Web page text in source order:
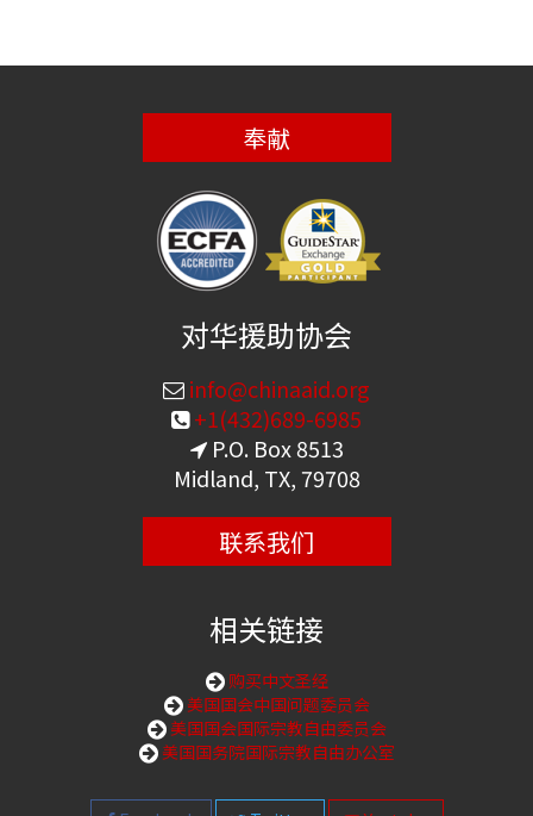
奉献
对华援助协会
info@chinaaid.org
+1(432)689-6985
P.O. Box 8513
Midland, TX, 79708
联系我们
相关链接
购买中文圣经
美国国会中国问题委员会
美国国会国际宗教自由委员会
美国国务院国际宗教自由办公室